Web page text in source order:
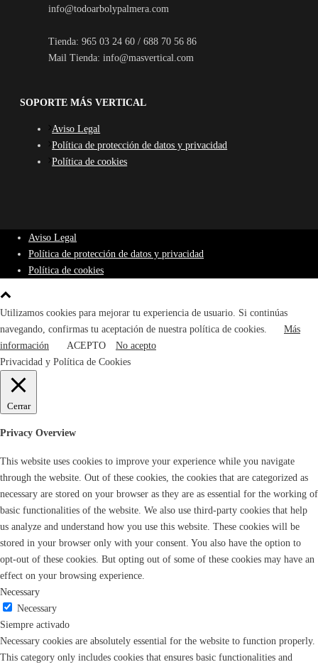
info@todoarbolypalmera.com
Tienda: 965 03 24 60 / 688 70 56 86
Mail Tienda: info@masvertical.com
SOPORTE MÁS VERTICAL
Aviso Legal
Política de protección de datos y privacidad
Política de cookies
Aviso Legal
Política de protección de datos y privacidad
Política de cookies
Utilizamos cookies para mejorar tu experiencia de usuario. Si continúas
navegando, confirmas tu aceptación de nuestra política de cookies.
Más
información
ACEPTO
No acepto
Privacidad y Política de Cookies
Cerrar
Privacy Overview
This website uses cookies to improve your experience while you navigate
through the website. Out of these cookies, the cookies that are categorized as
necessary are stored on your browser as they are as essential for the working of
basic functionalities of the website. We also use third-party cookies that help
us analyze and understand how you use this website. These cookies will be
stored in your browser only with your consent. You also have the option to
opt-out of these cookies. But opting out of some of these cookies may have an
effect on your browsing experience.
Necessary
Necessary
Siempre activado
Necessary cookies are absolutely essential for the website to function properly.
This category only includes cookies that ensures basic functionalities and